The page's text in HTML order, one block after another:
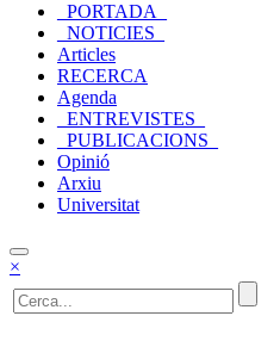
_PORTADA_
_NOTICIES_
Articles
RECERCA
Agenda
_ENTREVISTES_
_PUBLICACIONS_
Opinió
Arxiu
Universitat
×